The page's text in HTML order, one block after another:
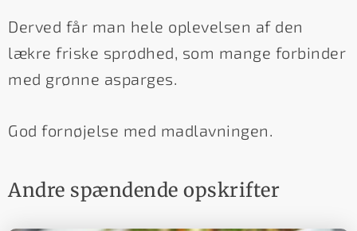
Derved får man hele oplevelsen af den
lækre friske sprødhed, som mange forbinder
med grønne asparges.
God fornøjelse med madlavningen.
Andre spændende opskrifter